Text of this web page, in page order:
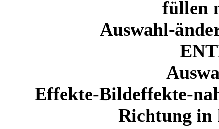
füllen
Auswahl-
Effekte-Bildeffekte-
Richtung in